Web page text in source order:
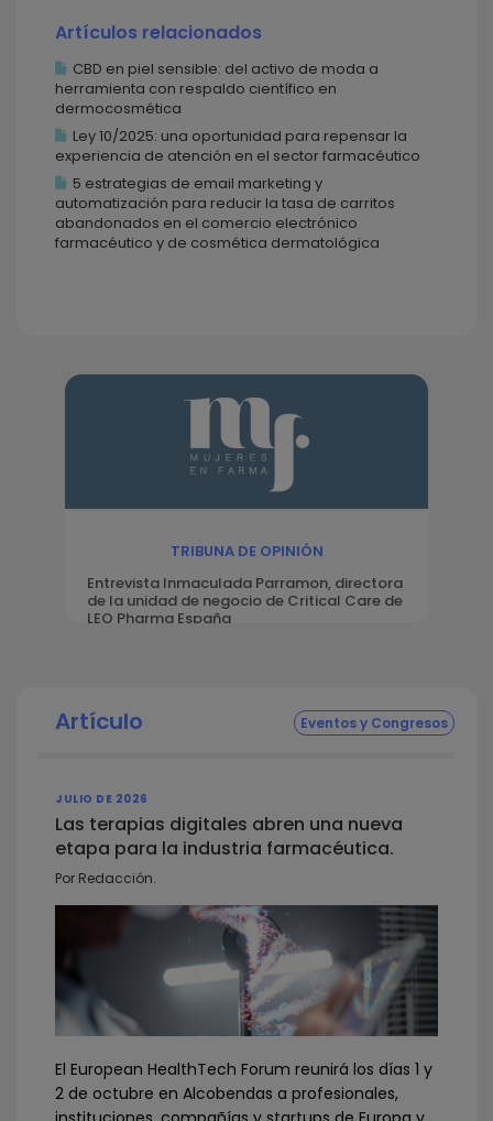
Artículos relacionados
CBD en piel sensible: del activo de moda a
herramienta con respaldo científico en
dermocosmética
Ley 10/2025: una oportunidad para repensar la
experiencia de atención en el sector farmacéutico
5 estrategias de email marketing y
automatización para reducir la tasa de carritos
abandonados en el comercio electrónico
farmacéutico y de cosmética dermatológica
TRIBUNA DE OPINIÓN
Entrevista Inmaculada Parramon, directora
de la unidad de negocio de Critical Care de
LEO Pharma España
Artículo Eventos y Congresos
JULIO DE 2026
Las terapias digitales abren una nueva
etapa para la industria farmacéutica.
Por Redacción.
El European HealthTech Forum reunirá los días 1 y
2 de octubre en Alcobendas a profesionales,